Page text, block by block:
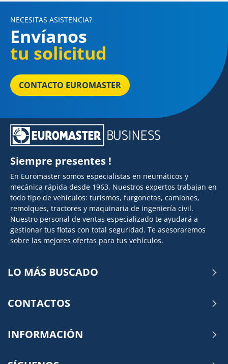
NECESITAS ASISTENCIA?
Envíanos
tu solicitud
CONTACTO EUROMASTER
Siempre presentes !
En Euromaster somos especialistas en neumáticos y
mecánica rápida desde 1963. Nuestros expertos trabajan en
todo tipo de vehículos: turismos, furgonetas, camiones,
remolques, tractores y maquinaria de ingeniería civil.
Nuestro personal de ventas especializado te ayudará a
gestionar tus flotas con total seguridad. Te asesoraremos
sobre las mejores ofertas para tus vehículos.
LO MÁS BUSCADO
CONTACTOS
INFORMACIÓN